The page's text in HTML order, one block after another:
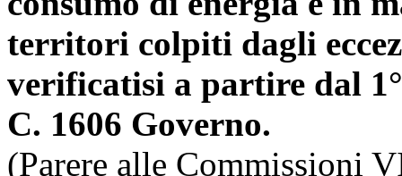
territori colpiti dagli
verificatisi a partire dal
C. 1606 Governo.
(Parere alle Commissioni